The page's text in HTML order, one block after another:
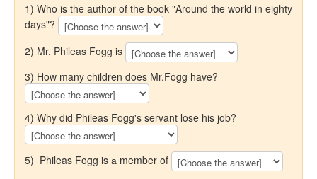
1) Who is the author of the book "Around the world in eighty
days"?
2) Mr. Phileas Fogg is
3) How many children does Mr.Fogg have?
4) Why did Phileas Fogg's servant lose his job?
5) Phileas Fogg is а member of